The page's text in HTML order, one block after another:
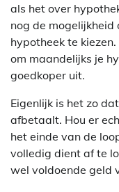
als het over
nog de mogelijkheid
hypotheek te
om maandelijks je
goedkoper uit.
Eigenlijk is het zo
afbetaalt. Hou er
het einde van de
volledig dient af te
wel voldoende geld